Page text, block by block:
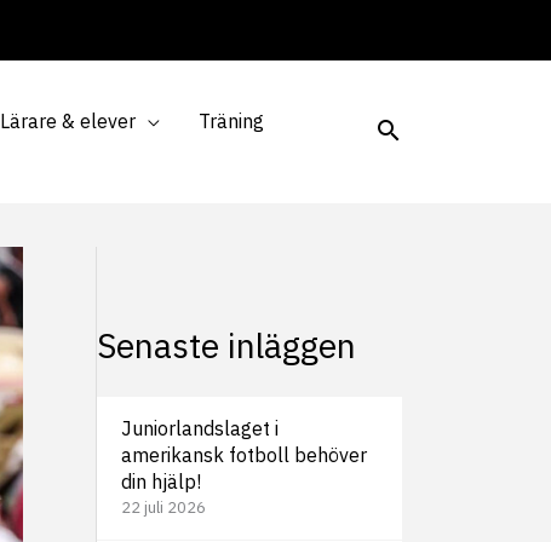
Lärare & elever
Träning
Senaste inläggen
Juniorlandslaget i
amerikansk fotboll behöver
din hjälp!
22 juli 2026